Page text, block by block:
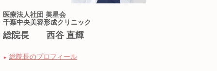
医療法人社団 美星会
千葉中央美容形成クリニック
総院長 西谷 直輝
► 総院長のプロフィール